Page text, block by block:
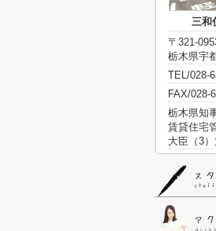
三和
〒321-
栃木県宇
TEL/028-
FAX/028-
栃木県知
賃貸住宅
大臣（3